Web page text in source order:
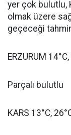
yer çok bulutlu,
olmak üzere
geçeceği
ERZURUM
Parçalı bulutlu
KARS 13°C,